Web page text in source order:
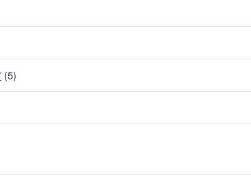
む
用
問
集
(5)